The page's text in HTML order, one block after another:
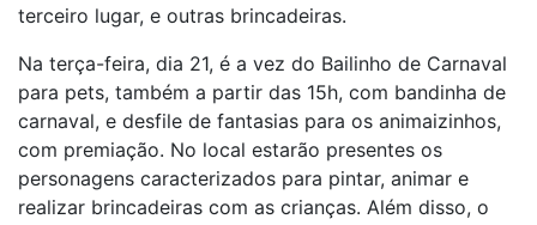
terceiro lugar, e outras brincadeiras.
Na terça-feira, dia 21, é a vez do Bailinho de Carnaval
para pets, também a partir das 15h, com bandinha de
carnaval, e desfile de fantasias para os animaizinhos,
com premiação. No local estarão presentes os
personagens caracterizados para pintar, animar e
realizar brincadeiras com as crianças. Além disso, o